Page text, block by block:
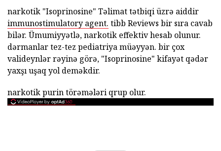
narkotik "Isoprinosine" Təlimat tətbiqi üzrə aiddir
immunostimulatory agent. tibb Reviews bir sıra cavab
bilər. Ümumiyyətlə, narkotik effektiv hesab olunur.
dərmanlar tez-tez pediatriya müəyyən. bir çox
valideynlər rəyinə görə, "Isoprinosine" kifayət qədər
yaxşı uşaq yol deməkdir.
narkotik purin törəmələri qrup olur.